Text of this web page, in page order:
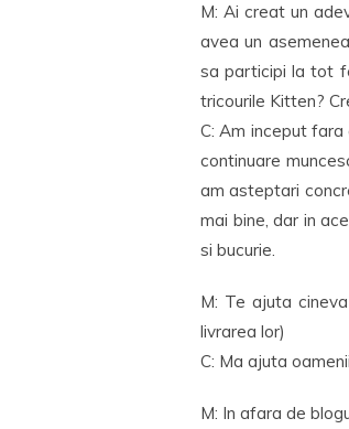
M: Ai creat un
avea un
sa participi la tot
tricourile Kitten?
C: Am inceput
continuare
am asteptari
mai bine, dar in
si bucurie.
M: Te ajuta
livrarea lor)
C: Ma ajuta
M: In afara de